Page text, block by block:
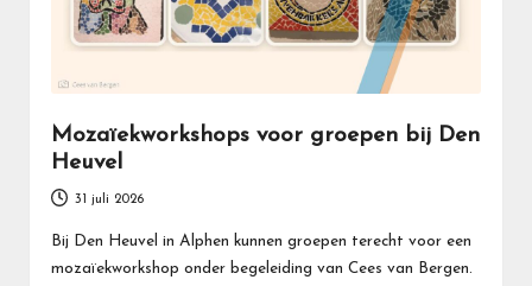
Mozaïekworkshops voor groepen bij Den
Heuvel
31 juli 2026
Bij Den Heuvel in Alphen kunnen groepen terecht voor een
mozaïekworkshop onder begeleiding van Cees van Bergen.